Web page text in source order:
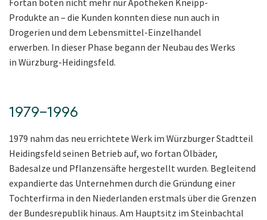
Fortan boten nicht mehr nur Apotheken Kneipp-
Produkte an – die Kunden konnten diese nun auch in
Drogerien und dem Lebensmittel-Einzelhandel
erwerben. In dieser Phase begann der Neubau des Werks
in Würzburg-Heidingsfeld.
1979–1996
1979 nahm das neu errichtete Werk im Würzburger Stadtteil
Heidingsfeld seinen Betrieb auf, wo fortan Ölbäder,
Badesalze und Pflanzensäfte hergestellt wurden. Begleitend
expandierte das Unternehmen durch die Gründung einer
Tochterfirma in den Niederlanden erstmals über die Grenzen
der Bundesrepublik hinaus. Am Hauptsitz im Steinbachtal